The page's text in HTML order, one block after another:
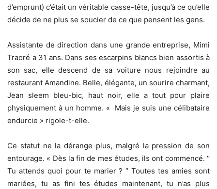
d’emprunt) c’était un véritable casse-tête, jusqu’à ce qu’elle
décide de ne plus se soucier de ce que pensent les gens.
Assistante de direction dans une grande entreprise, Mimi
Traoré a 31 ans. Dans ses escarpins blancs bien assortis à
son sac, elle descend de sa voiture nous rejoindre au
restaurant Amandine. Belle, élégante, un sourire charmant,
Jean sleem bleu-bic, haut noir, elle a tout pour plaire
physiquement à un homme. « Mais je suis une célibataire
endurcie » rigole-t-elle.
Ce statut ne la dérange plus, malgré la pression de son
entourage. « Dès la fin de mes études, ils ont commencé. ‘’
Tu attends quoi pour te marier ? ‘’ Toutes tes amies sont
mariées, tu as fini tes études maintenant, tu n’as plus